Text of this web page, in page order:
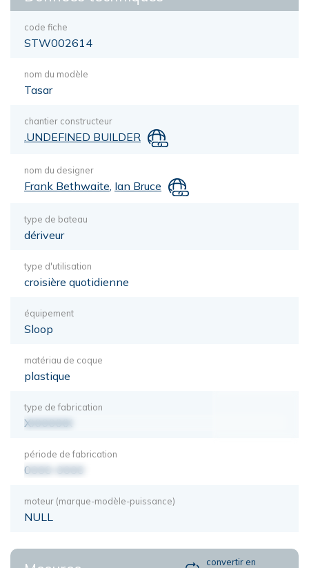
code fiche
STW002614
nom du modèle
Tasar
chantier constructeur
.UNDEFINED BUILDER
nom du designer
Frank Bethwaite Ian Bruce
type de bateau
dériveur
type d'utilisation
croisière quotidienne
équipement
Sloop
matériau de coque
plastique
type de fabrication
XXXXXXX
période de fabrication
0000-0000
moteur (marque-modèle-puissance)
NULL
convertir en